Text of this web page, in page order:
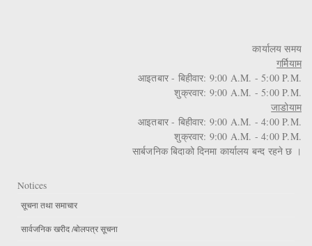
कार्यालय समय
गर्मियाम
आइतबार - बिहीवार: 9:00 A.M. - 5:00 P.M.
शुक्रवार: 9:00 A.M. - 5:00 P.M.
जाडोयाम
आइतबार - बिहीवार: 9:00 A.M. - 4:00 P.M.
शुक्रवार: 9:00 A.M. - 4:00 P.M.
सार्बजनिक बिदाको दिनमा कार्यालय बन्द रहने छ ।
Notices
सूचना तथा समाचार
सार्वजनिक खरीद /बोलपत्र सूचना